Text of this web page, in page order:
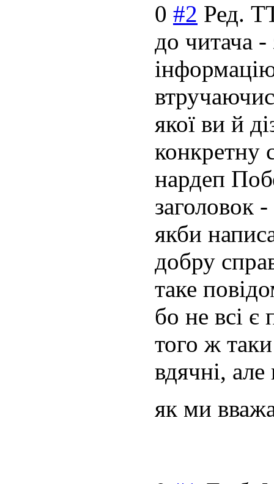
0 #2 Ред.
до читача
якої ви й
конкретну
нардеп
заголовок
якби
добру
таке
бо не всі є
того ж
вдячні,
як ми